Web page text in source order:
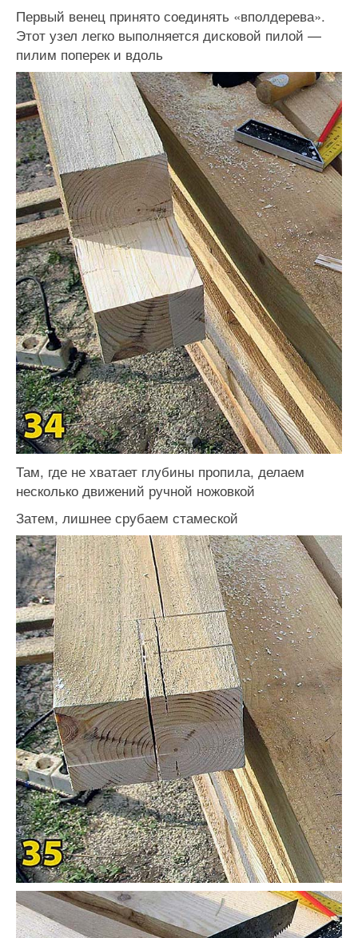
Первый венец принято соединять «вполдерева».
Этот узел легко выполняется дисковой пилой —
пилим поперек и вдоль
Там, где не хватает глубины пропила, делаем
несколько движений ручной ножовкой
Затем, лишнее срубаем стамеской